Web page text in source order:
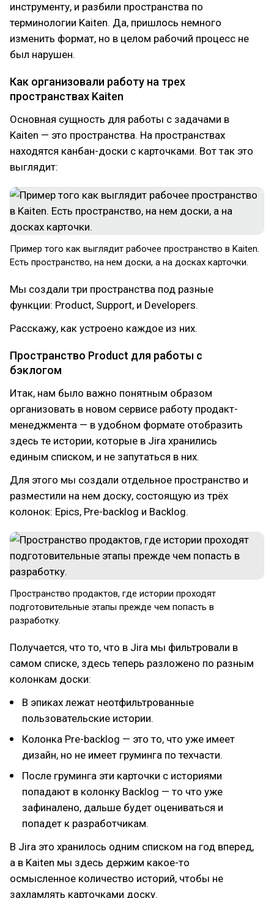
инструменту, и разбили пространства по
терминологии Kaiten. Да, пришлось немного
изменить формат, но в целом рабочий процесс не
был нарушен.
Как организовали работу на трех
пространствах Kaiten
Основная сущность для работы с задачами в
Kaiten — это пространства. На пространствах
находятся канбан-доски с карточками. Вот так это
выглядит:
Пример того как выглядит рабочее пространство в Kaiten.
Есть пространство, на нем доски, а на досках карточки.
Мы создали три пространства под разные
функции: Product, Support, и Developers.
Расскажу, как устроено каждое из них.
Пространство Product для работы с
бэклогом
Итак, нам было важно понятным образом
организовать в новом сервисе работу продакт-
менеджмента — в удобном формате отобразить
здесь те истории, которые в Jira хранились
единым списком, и не запутаться в них.
Для этого мы создали отдельное пространство и
разместили на нем доску, состоящую из трёх
колонок: Epics, Pre-backlog и Backlog.
Пространство продактов, где истории проходят
подготовительные этапы прежде чем попасть в
разработку.
Получается, что то, что в Jira мы фильтровали в
самом списке, здесь теперь разложено по разным
колонкам доски:
В эпиках лежат неотфильтрованные
пользовательские истории.
Колонка Pre-backlog — это то, что уже имеет
дизайн, но не имеет груминга по техчасти.
После груминга эти карточки с историями
попадают в колонку Backlog — то что уже
зафиналено, дальше будет оцениваться и
попадет к разработчикам.
В Jira это хранилось одним списком на год вперед,
а в Kaiten мы здесь держим какое-то
осмысленное количество историй, чтобы не
захламлять карточками доску.